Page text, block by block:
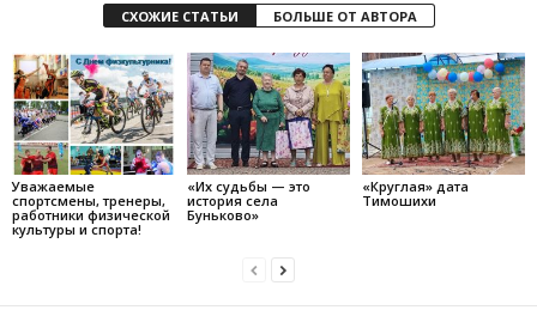
СХОЖИЕ СТАТЬИ БОЛЬШЕ ОТ АВТОРА
Уважаемые
спортсмены, тренеры,
работники физической
культуры и спорта!
«Их судьбы — это
история села
Буньково»
«Круглая» дата
Тимошихи